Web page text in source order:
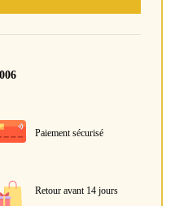
Paiement sécurisé
Retour avant 14 jours